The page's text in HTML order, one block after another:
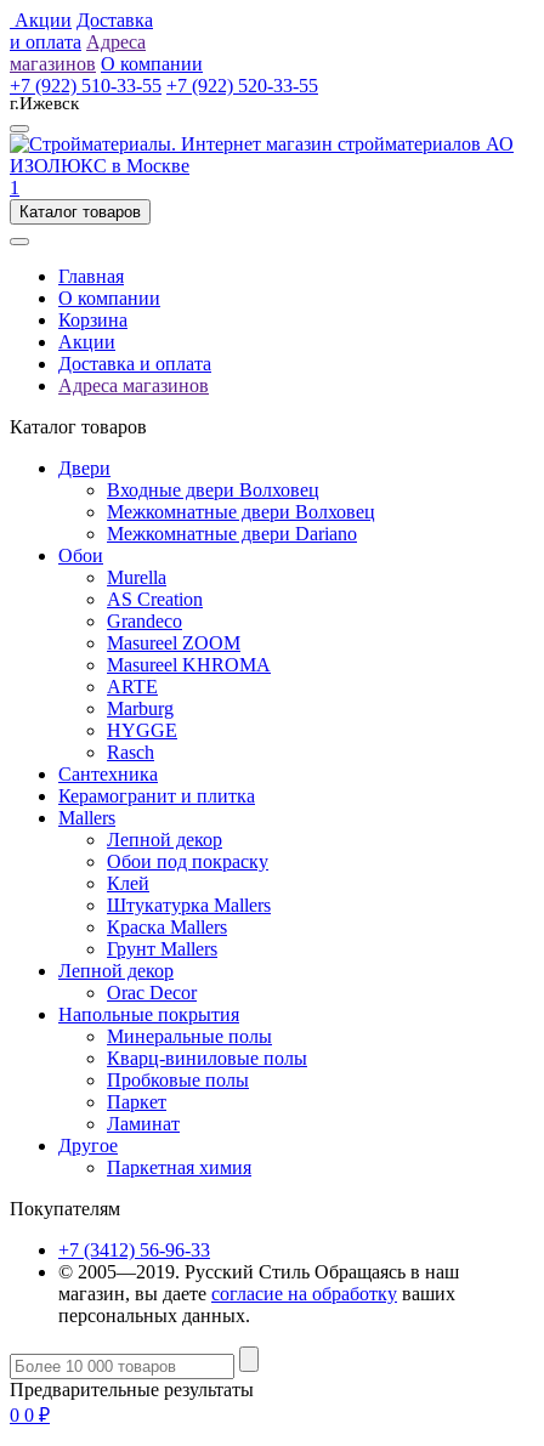
Акции Доставка
и оплата Адреса
магазинов О компании
+7 (922) 510-33-55 +7 (922) 520-33-55
г.Ижевск
1
Каталог товаров
Главная
О компании
Корзина
Акции
Доставка и оплата
Адреса магазинов
Каталог товаров
Двери
Входные двери Волховец
Межкомнатные двери Волховец
Межкомнатные двери Dariano
Обои
Murella
AS Creation
Grandeco
Masureel ZOOM
Masureel KHROMA
ARTE
Marburg
HYGGE
Rasch
Сантехника
Керамогранит и плитка
Mallers
Лепной декор
Обои под покраску
Клей
Штукатурка Mallers
Краска Mallers
Грунт Mallers
Лепной декор
Orac Decor
Напольные покрытия
Минеральные полы
Кварц-виниловые полы
Пробковые полы
Паркет
Ламинат
Другое
Паркетная химия
Покупателям
+7 (3412) 56-96-33
© 2005—2019. Русский Стиль Обращаясь в наш
магазин, вы даете согласие на обработку ваших
персональных данных.
Предварительные результаты
0 0 ₽